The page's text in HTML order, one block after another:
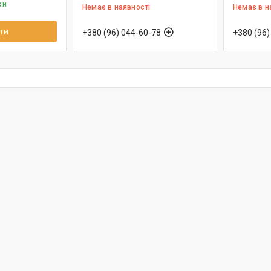
Немає в наявності
+380 (96) 044-60-78
Немає в
+380